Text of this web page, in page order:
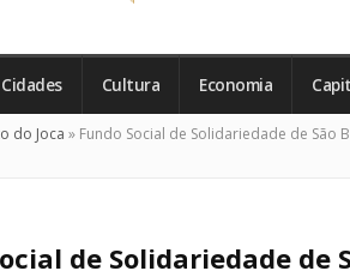
Cidades Cultura Economia
do Joca » Fundo Social de Solidariedade de
de Solidariedade